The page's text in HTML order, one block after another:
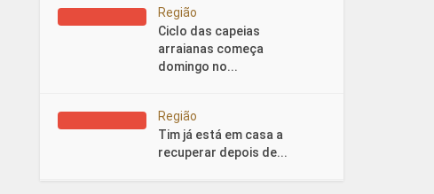
Região
Ciclo das capeias
arraianas começa
domingo no...
Região
Tim já está em casa a
recuperar depois de...